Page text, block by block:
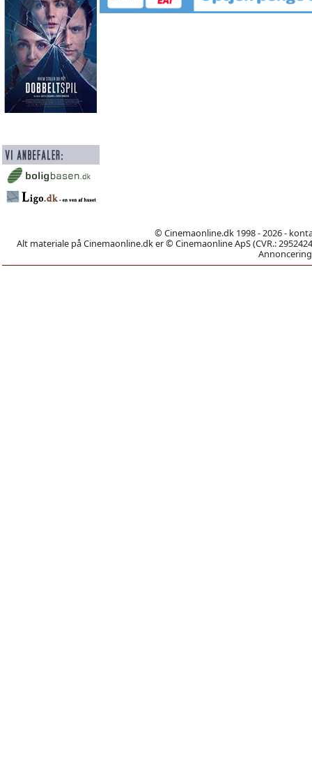
© Cinemaonline.dk 1998 - 2026 -
Alt materiale på Cinemaonline.dk er © Cinemaonline ApS (CVR.: